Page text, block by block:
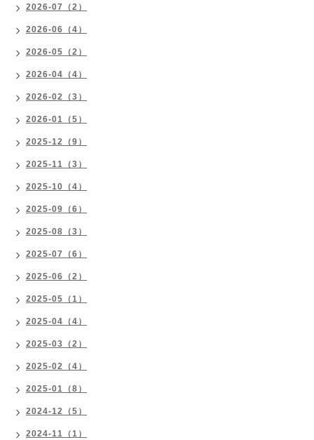
2026-07（2）
2026-06（4）
2026-05（2）
2026-04（4）
2026-02（3）
2026-01（5）
2025-12（9）
2025-11（3）
2025-10（4）
2025-09（6）
2025-08（3）
2025-07（6）
2025-06（2）
2025-05（1）
2025-04（4）
2025-03（2）
2025-02（4）
2025-01（8）
2024-12（5）
2024-11（1）